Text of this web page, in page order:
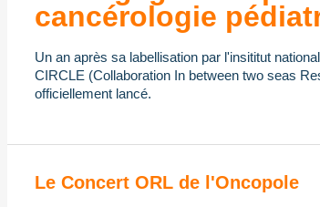
cancérologie
Un an après sa labellisation par l'insititut
CIRCLE (Collaboration In between two seas
officiellement lancé.
Le Concert ORL de l'Oncopole